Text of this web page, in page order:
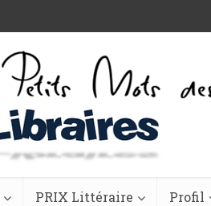
PRIX Littéraire Profil